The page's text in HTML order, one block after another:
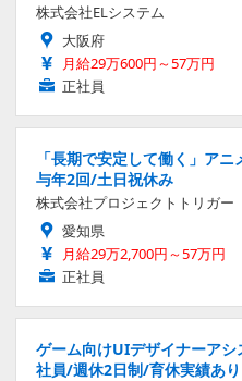
株式会社ELシステム
大阪府
月給29万600円～57万円
正社員
「長期で安定して働く」ア
与年2回/土日祝休み
株式会社プロジェクトトリガー
愛知県
月給29万2,700円～57万円
正社員
ゲーム向けUIデザイナーア
社員/週休2日制/育休実績あ